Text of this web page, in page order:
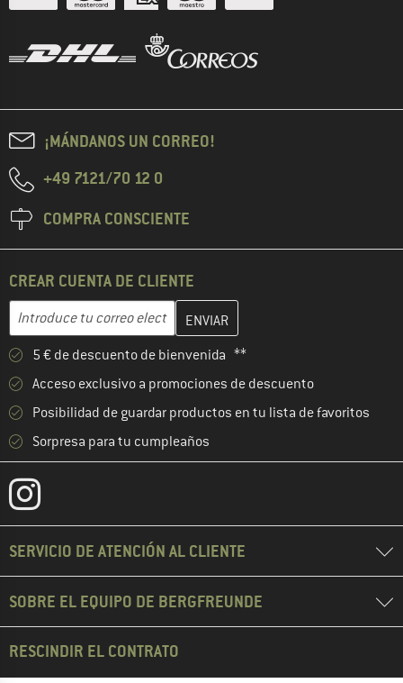
¡MÁNDANOS UN CORREO!
+49 7121/70 12 0
COMPRA CONSCIENTE
CREAR CUENTA DE CLIENTE
Dirección de correo electrónico
Introduce aquí tu dirección de correo electrónico y crea tu
5 € de descuento de bienvenida **
Acceso exclusivo a promociones de descuento
Posibilidad de guardar productos en tu lista de favoritos
Sorpresa para tu cumpleaños
SERVICIO DE ATENCIÓN AL CLIENTE
SOBRE EL EQUIPO DE BERGFREUNDE
RESCINDIR EL CONTRATO